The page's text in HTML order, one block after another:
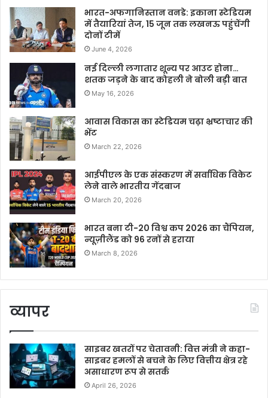
भारत-अफगानिस्तान वनडे: इकाना स्टेडियम
में तैयारियां तेज, 15 जून तक लखनऊ पहुंचेंगी
दोनों टीमें
June 4, 2026
नई दिल्ली लगातार शून्य पर आउट होना…
शतक जड़ने के बाद कोहली ने बोली बड़ी बात
May 16, 2026
आवास विकास का स्टेडियम चढ़ा भ्रष्टाचार की
भेंट
March 22, 2026
आईपीएल के एक संस्करण में सर्वाधिक विकेट
लेने वाले भारतीय गेंदबाज
March 20, 2026
भारत बना टी-20 विश्व कप 2026 का चैंपियन,
न्यूज़ीलैंड को 96 रनों से हराया
March 8, 2026
व्यापर
साइबर खतरों पर चेतावनी: वित्त मंत्री ने कहा-
साइबर हमलों से बचने के लिए वित्तीय क्षेत्र रहे
असाधारण रूप से सतर्क
April 26, 2026